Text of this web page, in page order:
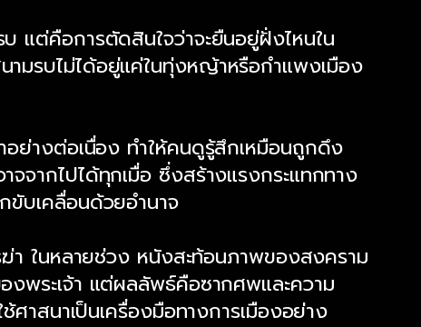
แต่คือการตัดสินใจว่าจะยืนอยู่ฝั่งไหนใน
มรบไม่ได้อยู่แค่ในทุ่งหญ้าหรือกำแพงเมือง
ย่างต่อเนื่อง ทำให้คนดูรู้สึกเหมือนถูกดึง
จากไปได้ทุกเมื่อ ซึ่งสร้างแรงกระแทกทาง
บเคลื่อนด้วยอำนาจ
า ในหลายช่วง หนังสะท้อนภาพของสงคราม
งพระเจ้า แต่ผลลัพธ์คือซากศพและความ
าสนาเป็นเครื่องมือทางการเมืองอย่าง